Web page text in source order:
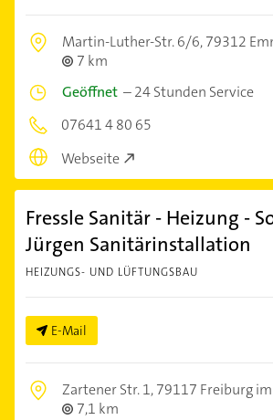
Martin-Luther-Str. 6/6,79312
7 km
Geöffnet –24 Stunden Service
07641 4 80 65
Webseite
Fressle Sanitär - Heizung -
Jürgen Sanitärinstallation
HEIZUNGS- UND LÜFTUNGSBAU
E-Mail
Zartener Str. 1,79117 Freiburg
7,1 km